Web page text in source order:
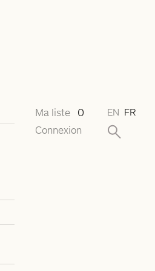
Ma liste 0
Connexion
EN FR